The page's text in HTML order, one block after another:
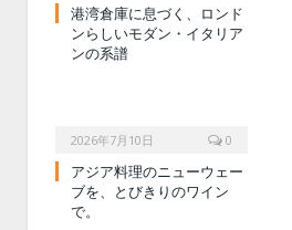
港湾倉庫に息づく、ロンド
ンらしいモダン・イタリア
ンの系譜
2026年7月10日 0
アジア料理のニューウェー
ブを、とびきりのワイン
で。